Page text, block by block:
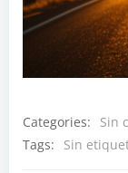
Categories:
Sin
Tags:
Sin